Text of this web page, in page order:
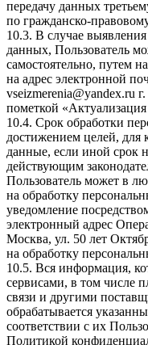
передачу данных
по гражданско-
10.3. В случае
данных, Пользователь
самостоятельно, путем
на адрес электронной
vseizmerenia@yandex.ru
пометкой
10.4. Срок обработки
достижением целей, для
данные, если иной срок
действующим
Пользователь может в
на обработку
уведомление
электронный адрес
Москва, ул. 50 лет
на обработку
10.5. Вся информация,
сервисами, в том числе
связи и другими
обрабатывается
соответствии с их
Политикой